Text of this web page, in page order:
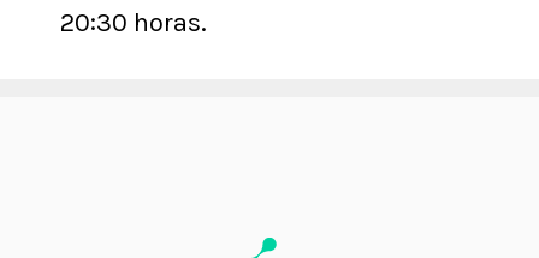
20:30 horas.